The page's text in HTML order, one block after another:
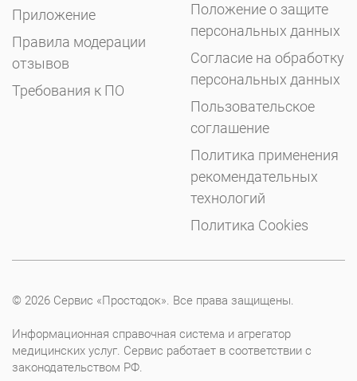
Приложение
Правила модерации
отзывов
Требования к ПО
Положение о защите
персональных данных
Согласие на обработку
персональных данных
Пользовательское
соглашение
Политика применения
рекомендательных
технологий
Политика Cookies
© 2026 Сервис «Простодок». Все права защищены.
Информационная справочная система и агрегатор
медицинских услуг. Сервис работает в соответствии с
законодательством РФ.